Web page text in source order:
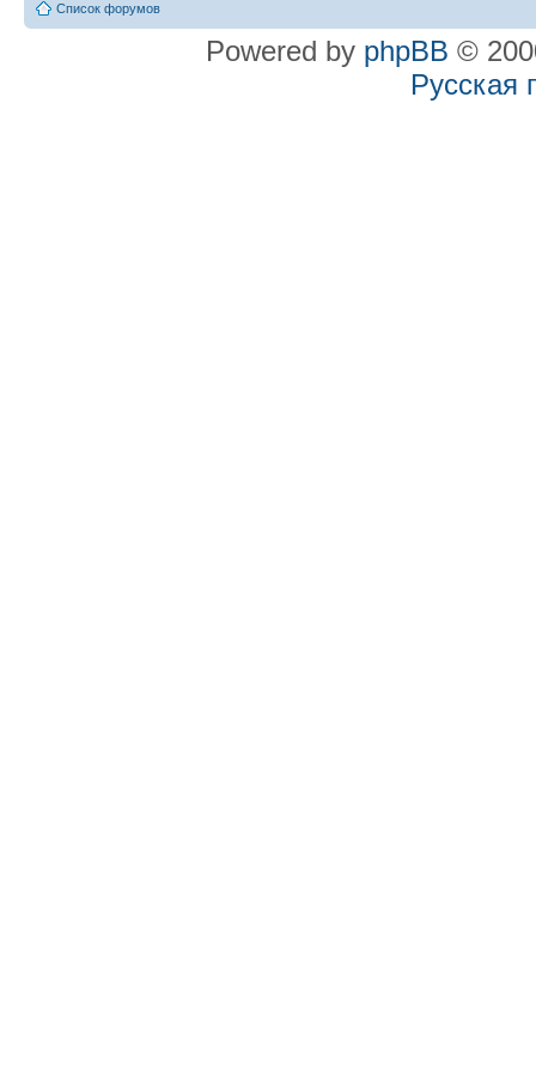
Список форумов
Powered by phpBB ©
Русская